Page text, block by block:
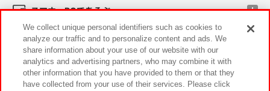
スマホ・PCであそぶ
イベント・キャンペーン
We collect unique personal identifiers such as cookies to
analyze our traffic and to personalize content and ads. We
share information about your use of our website with our
analytics and advertising partners, who may combine it with
other information that you have provided to them or that they
have collected from your use of their services. Please click